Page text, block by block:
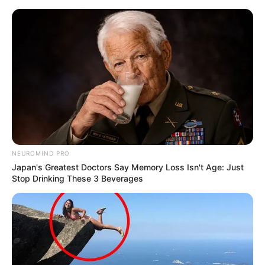
Sunday, August 9, 2026
Gazeta Sport Ekspres, gjithçka online
Home
Futboll Bota
Historia frymëzuese: Nga opsioni dorëzim, në “qiellin e gjashtë”
NEUROMIND PRO
Japan's Greatest Doctors Say Memory Loss Isn't Age: Just
Stop Drinking These 3 Beverages